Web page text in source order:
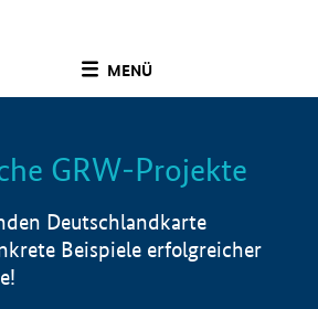
MENÜ
Info
GRW-Projekte
Deutschlandkarte
Beispiele erfolgreicher